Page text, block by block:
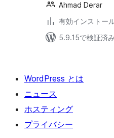
Ahmad Derar
有効インストー
5.9.15で検証済み
WordPress とは
ニュース
ホスティング
プライバシー